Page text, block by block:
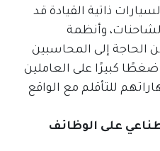
ذاتية القيادة قد
وأنظمة
الحاجة إلى المحاسبين
ضغطًا كبيرًا على العاملين
للتأقلم مع الواقع
على الوظائف